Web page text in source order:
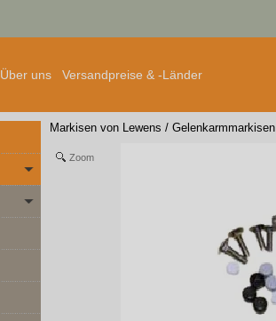
Über uns Versandpreise & -Länder
Markisen von Lewens / Gelenkarmmarkisen
Zoom